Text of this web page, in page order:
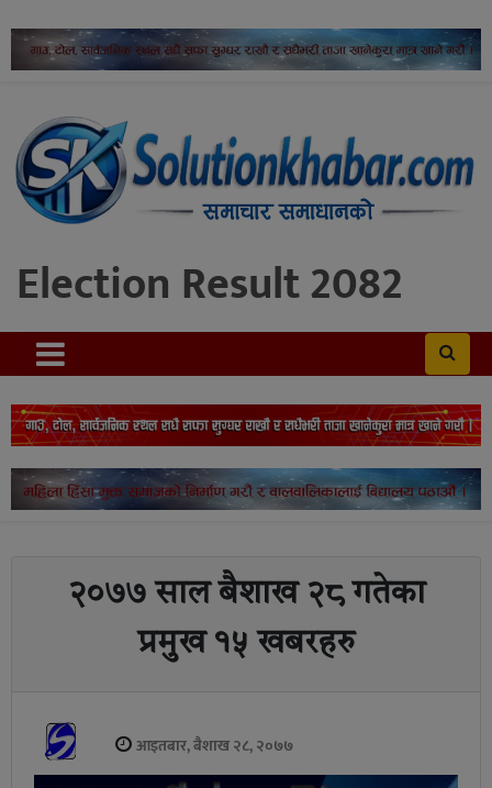
Election Result 2082
२०७७ साल बैशाख २८ गतेका
प्रमुख १५ खबरहरु
आइतबार, बैशाख २८, २०७७